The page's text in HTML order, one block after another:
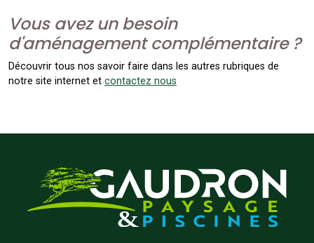
Vous avez un besoin
d'aménagement complémentaire ?
Découvrir tous nos savoir faire dans les autres rubriques de
notre site internet et contactez nous